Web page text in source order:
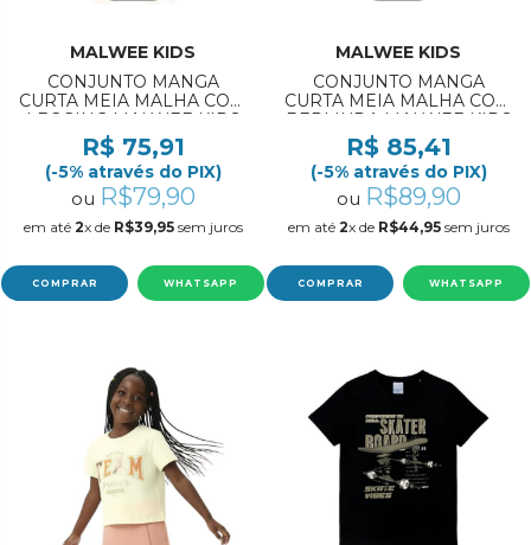
MALWEE KIDS
CONJUNTO MANGA
CURTA MEIA MALHA COM
LEGGING MALWEE KIDS
REF:1000139673 1/3
R$ 75,91
(-5% através do PIX)
ou R$79,90
em até 2x de R$39,95sem juros
COMPRAR WHATSAPP
MALWEE KIDS
CONJUNTO MANGA
CURTA MEIA MALHA COM
BERMUDA MALWEE KIDS
REF:1000139692 1/3
R$ 85,41
(-5% através do PIX)
ou R$89,90
em até 2x de R$44,95sem juros
COMPRAR WHATSAPP